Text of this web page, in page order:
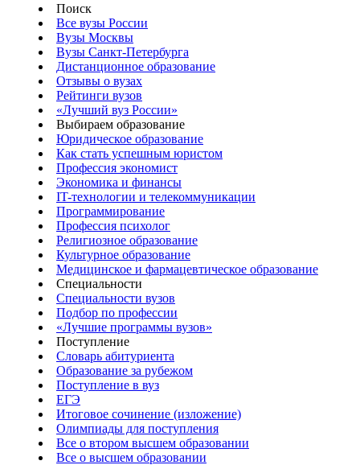
Поиск
Все вузы России
Вузы Москвы
Вузы Санкт-Петербурга
Дистанционное образование
Отзывы о вузах
Рейтинги вузов
«Лучший вуз России»
Выбираем образование
Юридическое образование
Как стать успешным юристом
Профессия экономист
Экономика и финансы
IT-технологии и телекоммуникации
Программирование
Профессия психолог
Религиозное образование
Культурное образование
Медицинское и фармацевтическое образование
Специальности
Специальности вузов
Подбор по профессии
«Лучшие программы вузов»
Поступление
Словарь абитуриента
Образование за рубежом
Поступление в вуз
ЕГЭ
Итоговое сочинение (изложение)
Олимпиады для поступления
Все о втором высшем образовании
Все о высшем образовании